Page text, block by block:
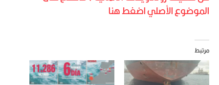
الموضوع الأصلي اضغط هنا
مرتبط